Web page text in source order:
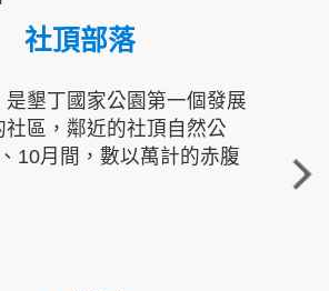
社頂部落
是墾丁國家公園第一個發展
社區，鄰近的社頂自然公
10月間，數以萬計的赤腹
重
走進